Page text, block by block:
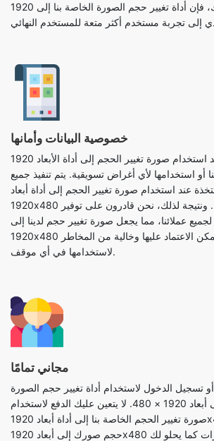
على ذلك، فإن أداة تغيير حجم الصورة الخاصة بنا إلى 1920x480 خالية
خصوصية البيانات وأمانها
عند استخدام صورة تغيير الحجم إلى أداة الأبعاد 1920x480، لا يتم تحميل
أو استخدامها لأي أغراض تسويقية. يتم تنفيذ جميع
عند استخدام صورة تغيير الحجم إلى أداة أبعاد
1920x480 بالكامل داخل المتصفح. ونتيجة لذلك، نحن قادرون على توفير
عملائنا، مما يجعل صورة تغيير حجم لدينا إلى
1920x480 أداة الأبعاد يمكن الاعتماد عليها وخالية من المخاطر
لاستخدامها في أي موقف.
مجاني تمامًا
تسجيل الدخول لاستخدام أداة تغيير حجم الصورة
لتحويل الصور إلى أبعاد 1920 × 480. لا يتعين عليك الدفع لاستخدام
صورة تغيير الحجم الخاصة بنا إلى أداة أبعاد 1920x480. يمكنك تغيير